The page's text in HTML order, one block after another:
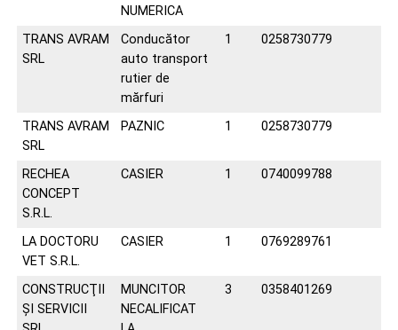
NUMERICA
TRANS AVRAM
SRL
Conducător
auto transport
rutier de
mărfuri
1 0258730779
TRANS AVRAM
SRL
PAZNIC 1 0258730779
RECHEA
CONCEPT
S.R.L.
CASIER 1 0740099788
LA DOCTORU
VET S.R.L.
CASIER 1 0769289761
CONSTRUCŢII
ŞI SERVICII
MUNCITOR
NECALIFICAT
3 0358401269